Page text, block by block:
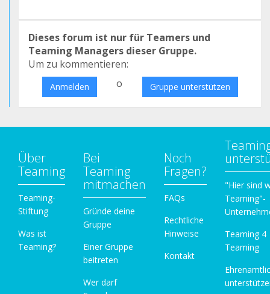
Dieses forum ist nur für Teamers und
Teaming Managers dieser Gruppe.
Um zu kommentieren:
Anmelden o Gruppe unterstützen
Über
Teaming
Teaming-
Stiftung
Was ist
Teaming?
Bei
Teaming
mitmachen
Gründe deine
Gruppe
Einer Gruppe
beitreten
Wer darf
Noch
Fragen?
FAQs
Rechtliche
Hinweise
Kontakt
"Hier sind
Teaming"-
Teaming 4
Teaming